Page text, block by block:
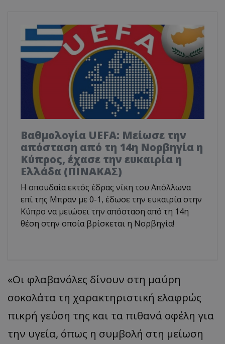
Βαθμολογία UEFA: Μείωσε την
απόσταση από τη 14η Νορβηγία η
Κύπρος, έχασε την ευκαιρία η
Ελλάδα (ΠΙΝΑΚΑΣ)
Η σπουδαία εκτός έδρας νίκη του Απόλλωνα
επί της Μπραν με 0-1, έδωσε την ευκαιρία στην
Κύπρο να μειώσει την απόσταση από τη 14η
θέση στην οποία βρίσκεται η Νορβηγία!
«Οι φλαβανόλες δίνουν στη μαύρη
σοκολάτα τη χαρακτηριστική ελαφρώς
πικρή γεύση της και τα πιθανά οφέλη για
την υγεία, όπως η συμβολή στη μείωση